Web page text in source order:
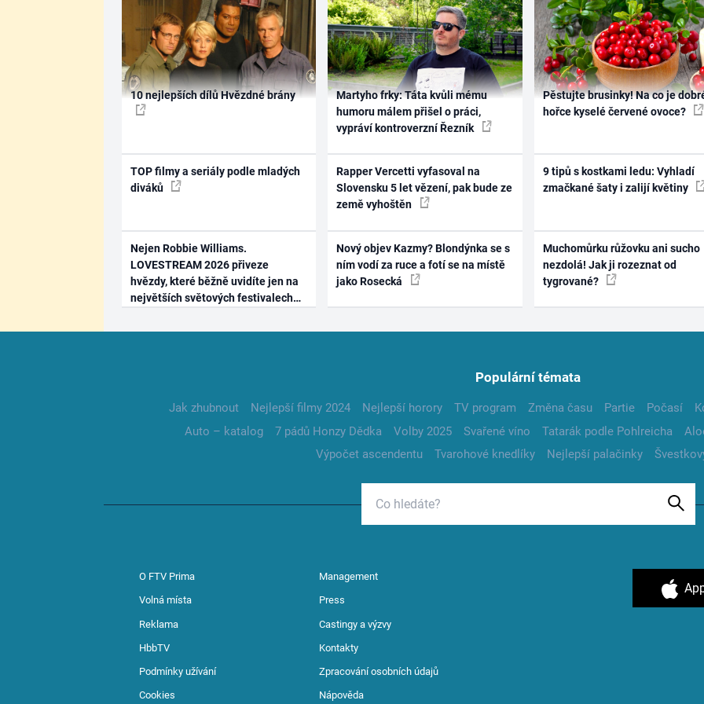
10 nejlepších dílů Hvězdné brány
TOP filmy a seriály podle mladých
diváků
Nejen Robbie Williams.
LOVESTREAM 2026 přiveze
hvězdy, které běžně uvidíte jen na
největších světových festivalech
Martyho frky: Táta kvůli mému
humoru málem přišel o práci,
vypráví kontroverzní Řezník
Rapper Vercetti vyfasoval na
Slovensku 5 let vězení, pak bude ze
země vyhoštěn
Nový objev Kazmy? Blondýnka se s
ním vodí za ruce a fotí se na místě
jako Rosecká
Pěstujte brusinky! Na co je
hořce kyselé červené ovoce?
9 tipů s kostkami ledu: Vyhladí
zmačkané šaty i zalijí květiny
Muchomůrku růžovku ani sucho
nezdolá! Jak ji rozeznat od
tygrované?
Populární témata
Jak zhubnout Nejlepší filmy 2024 Nejlepší horory TV program Změna času Partie Počasí
Auto – katalog
7 pádů Honzy Dědka Volby 2025 Svařené víno Tatarák podle Pohlreicha
Výpočet ascendentu
Tvarohové knedlíky Nejlepší palačinky
O FTV Prima Management
Volná místa Press
Reklama Castingy a výzvy
HbbTV Kontakty
Podmínky užívání Zpracování osobních údajů
Cookies Nápověda